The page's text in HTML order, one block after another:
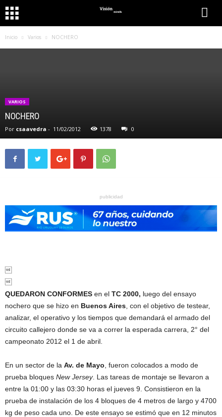
Inicio Varios NOCHERO
VARIOS
NOCHERO
Por csaavedra - 11/02/2012 1378 0
publicidad
QUEDARON CONFORMES en el TC 2000, luego del ensayo
nochero que se hizo en Buenos Aires , con el objetivo de testear,
analizar, el operativo y los tiempos que demandará el armado del
circuito callejero donde se va a correr la esperada carrera, 2° del
campeonato 2012 el 1 de abril.
En un sector de la Av. de Mayo , fueron colocados a modo de
prueba bloques New Jersey. Las tareas de montaje se llevaron a
entre la 01:00 y las 03:30 horas el jueves 9. Consistieron en la
prueba de instalación de los 4 bloques de 4 metros de largo y 4700
kg de peso cada uno. De este ensayo se estimó que en 12 minutos